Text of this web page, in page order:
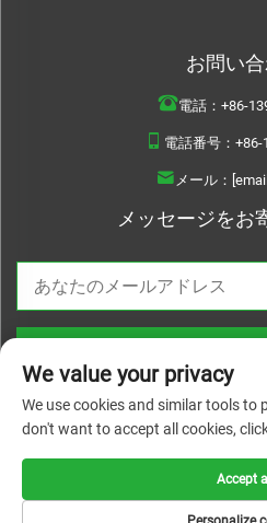
お問い
電話： +86-
電話番号： +86-
メール：
メッセージをお
ーポリシ
We value your privacy
We use cookies and similar tools to
don't want to accept all cookies,
Accept all